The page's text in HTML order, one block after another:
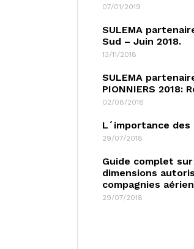
07/01/2019
SULEMA
Sud – Juin 2018.
13/11/2018
SULEMA
PIONNIERS 2018:
02/08/2018
L´importance
29/07/2018
Guide complet
dimensions
compagnies
29/07/2018